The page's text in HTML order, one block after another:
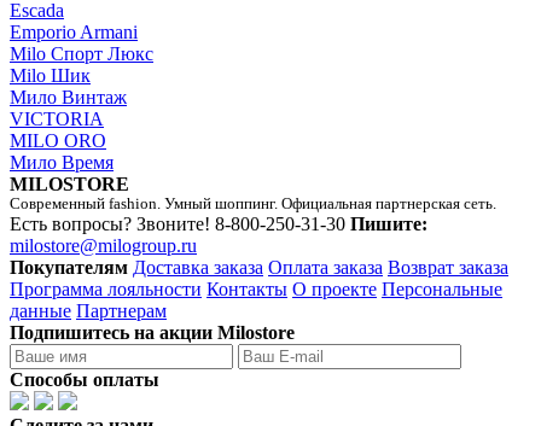
Escada
Emporio Armani
Milo Спорт Люкс
Milo Шик
Мило Винтаж
VICTORIA
MILO ORO
Мило Время
MILOSTORE
Современный fashion. Умный шоппинг. Официальная партнерская сеть.
Есть вопросы? Звоните! 8-800-250-31-30 Пишите:
milostore@milogroup.ru
Покупателям Доставка заказа Оплата заказа Возврат заказа
Программа лояльности Контакты О проекте Персональные
данные Партнерам
Подпишитесь на акции Milostore
Способы оплаты